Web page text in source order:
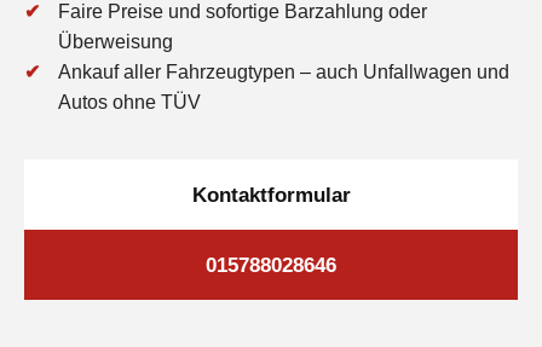
Faire Preise und sofortige Barzahlung oder
Überweisung
Ankauf aller Fahrzeugtypen – auch Unfallwagen und
Autos ohne TÜV
Kontaktformular
015788028646